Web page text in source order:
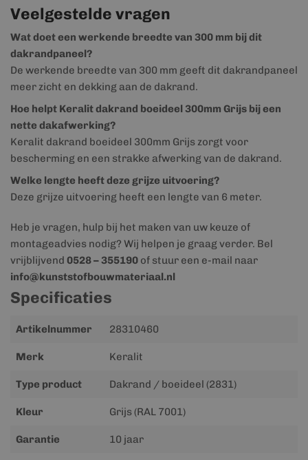
Veelgestelde vragen
Wat doet een werkende breedte van 300 mm bij dit
dakrandpaneel?
De werkende breedte van 300 mm geeft dit dakrandpaneel
meer zicht en dekking aan de dakrand.
Hoe helpt Keralit dakrand boeideel 300mm Grijs bij een
nette dakafwerking?
Keralit dakrand boeideel 300mm Grijs zorgt voor
bescherming en een strakke afwerking van de dakrand.
Welke lengte heeft deze grijze uitvoering?
Deze grijze uitvoering heeft een lengte van 6 meter.
Heb je vragen, hulp bij het maken van uw keuze of
montageadvies nodig? Wij helpen je graag verder. Bel
vrijblijvend 0528 – 355190 of stuur een e-mail naar
info@kunststofbouwmateriaal.nl
Specificaties
Meer
Artikelnummer 28310460
Merk Keralit
Type product Dakrand / boeideel (2831)
Kleur Grijs (RAL 7001)
Garantie 10 jaar